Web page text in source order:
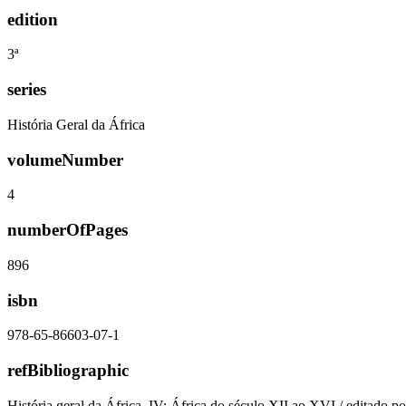
edition
3ª
series
História Geral da África
volumeNumber
4
numberOfPages
896
isbn
978-65-86603-07-1
refBibliographic